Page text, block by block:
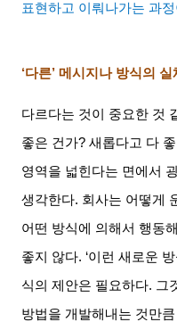
표현하고 이뤄나가는 과
‘다른’ 메시지나 방식의 실
다르다는 것이 중요한 것
좋은 건가?새롭다고 다
영역을 넓힌다는 면에서
생각한다. 회사는 어떻게
어떤 방식에 의해서 행동
좋지 않다. ‘이런 새로운
식의 제안은 필요하다. 그
방법을 개발해내는 것만